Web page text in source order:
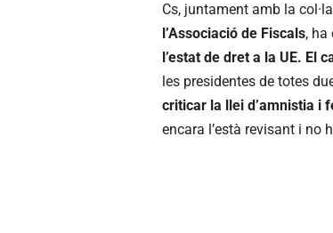
Cs, juntament amb la
l’Associació de Fiscals, ha
l’estat de dret a la UE. El
les presidentes de totes
criticar la llei d’amnistia i
encara l’està revisant i no